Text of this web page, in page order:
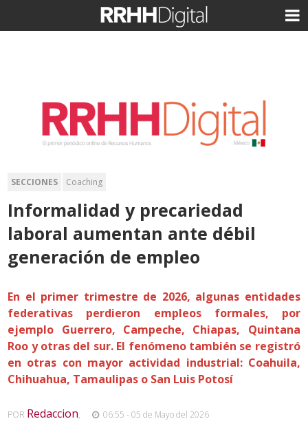
SECCIONES Coaching
Informalidad y precariedad
laboral aumentan ante débil
generación de empleo
En el primer trimestre de 2026, algunas entidades
federativas perdieron empleos formales, por
ejemplo Guerrero, Campeche, Chiapas, Quintana
Roo y otras del sur. El fenómeno también se registró
en otras con mayor actividad industrial: Coahuila,
Chihuahua, Tamaulipas o San Luis Potosí
POR Redaccion, 06:55 - 05 de Mayo del 2026